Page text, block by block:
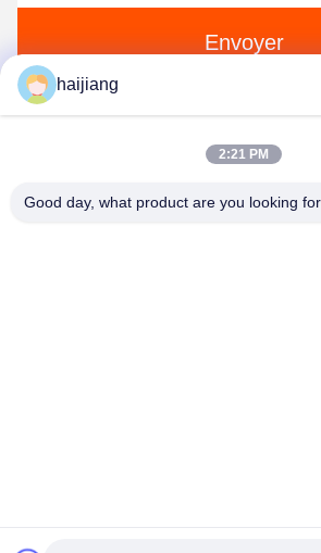
Envoyer
Ningbo haijiang machinery
haijiang
2:21 PM
Good day, what product are you looking